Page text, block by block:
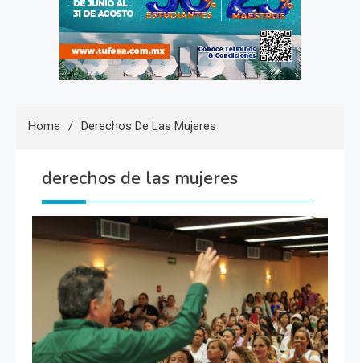
Home Derechos De Las Mujeres
derechos de las mujeres